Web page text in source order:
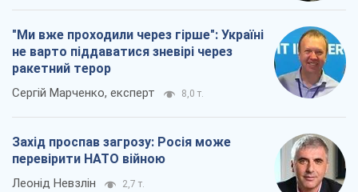
"Ми вже проходили через гірше": Україні
не варто піддаватися зневірі через
ракетний терор
Сергій Марченко, експерт 8,0 т.
Захід проспав загрозу: Росія може
перевірити НАТО війною
Леонід Невзлін 2,7 т.